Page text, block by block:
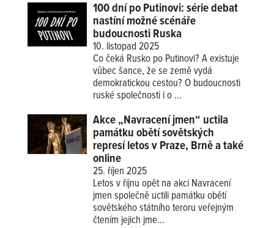
100 dní po Putinovi: série debat
nastíní možné scénáře
budoucnosti Ruska
10. listopad 2025
Co čeká Rusko po Putinovi? A existuje
vůbec šance, že se země vydá
demokratickou cestou? O budoucnosti
ruské společnosti i o ...
Akce „Navracení jmen“ uctila
památku obětí sovětských
represí letos v Praze, Brně a také
online
25. říjen 2025
Letos v říjnu opět na akci Navracení
jmen společně uctili památku obětí
sovětského státního teroru veřejným
čtením jejich jme...